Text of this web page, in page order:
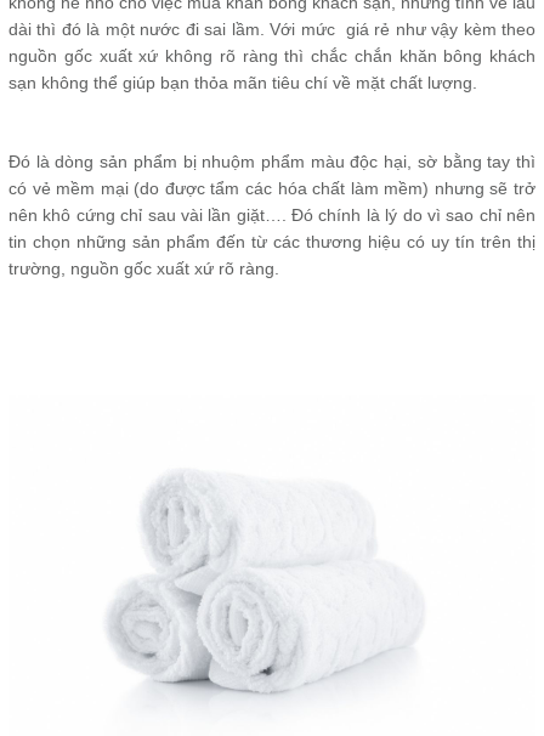
dài thì đó là một nước đi sai lầm. Với mức giá rẻ như vậy kèm theo
nguồn gốc xuất xứ không rõ ràng thì chắc chắn khăn bông khách
sạn không thể giúp bạn thỏa mãn tiêu chí về mặt chất lượng.
Đó là dòng sản phẩm bị nhuộm phẩm màu độc hại, sờ bằng tay thì
có vẻ mềm mại (do được tẩm các hóa chất làm mềm) nhưng sẽ trở
nên khô cứng chỉ sau vài lần giặt…. Đó chính là lý do vì sao chỉ nên
tin chọn những sản phẩm đến từ các thương hiệu có uy tín trên thị
trường, nguồn gốc xuất xứ rõ ràng.